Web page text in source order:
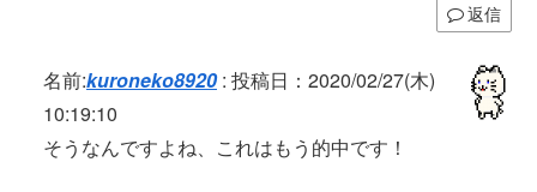
返信
名前:kuroneko8920: 投稿日：2020/02/27(木)
10:19:10
そうなんですよね、これはもう的中です！